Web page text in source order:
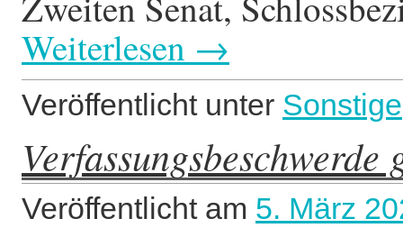
Weiterlesen →
Veröffentlicht unter Sonstige
Veröffentlicht am 5. März